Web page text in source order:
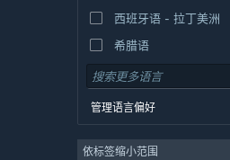
西班牙语 - 拉丁美洲
希腊语
管理语言偏好
依标签缩小范围